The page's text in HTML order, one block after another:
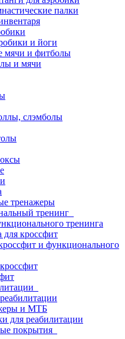
палки
и йоги
мячи и фитболы
и мячи
слэмболы
тренажеры
тренинг
тренинга
для кроссфит
и функционального
и МТБ
для реабилитации
покрытия